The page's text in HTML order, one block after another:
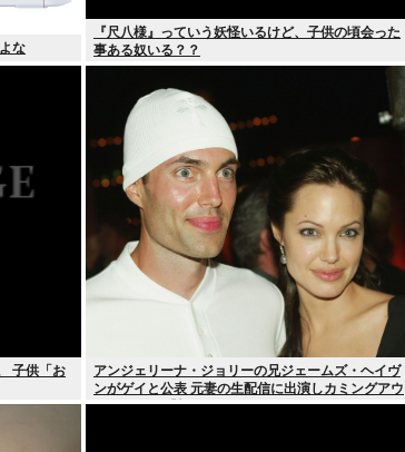
な
『尺八様』っていう妖怪いるけど、子供の頃会った
事ある奴いる？？
子供「お
アンジェリーナ・ジョリーの兄ジェームズ・ヘイヴ
ンがゲイと公表 元妻の生配信に出演しカミングアウ
ト ヤフコメ「顔見ればわかる」